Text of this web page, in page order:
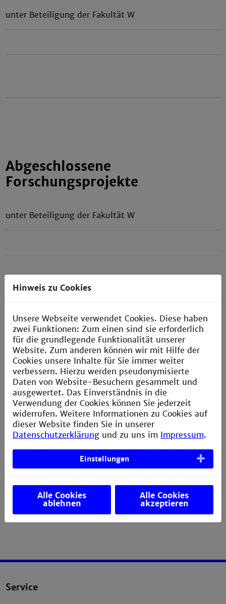
unter Beteiligung der Fakultät W
Abgeschlossene
Forschungsprojekte
unter Beteiligung der Fakultät W
Arbeitspapiere
Service
Hinweis zu Cookies
Unsere Webseite verwendet Cookies. Diese haben
zwei Funktionen: Zum einen sind sie erforderlich
für die grundlegende Funktionalität unserer
Website. Zum anderen können wir mit Hilfe der
Cookies unsere Inhalte für Sie immer weiter
verbessern. Hierzu werden pseudonymisierte
Daten von Website-Besuchern gesammelt und
ausgewertet. Das Einverständnis in die
Verwendung der Cookies können Sie jederzeit
widerrufen. Weitere Informationen zu Cookies auf
dieser Website finden Sie in unserer
Datenschutzerklärung und zu uns im Impressum.
Einstellungen
Alle Cookies
ablehnen
Alle Cookies
akzeptieren